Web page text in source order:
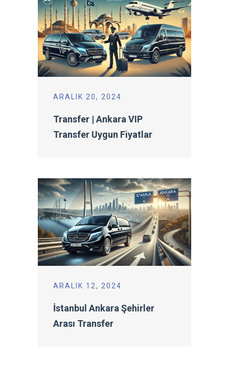
ARALIK 20, 2024
Transfer | Ankara VIP
Transfer Uygun Fiyatlar
ARALIK 12, 2024
İstanbul Ankara Şehirler
Arası Transfer